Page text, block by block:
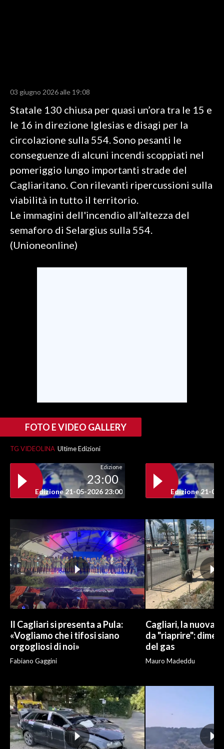
RISULTATI E CLASSIFICHE
CALCIO
CALCIO REGIONALE
BASKET
VOLLEY
MOTORI
TENNIS
ALTRI SPORT
SPETTACOLI
INSULARITÀ
INFO AZIENDE
ABBONATI
PUBBLICITÀ
SPIAGGE
STORE
03 giugno 2026 alle 19:08
Statale 130 chiusa per quasi un’ora tra le 15 e
le 16 in direzione Iglesias e disagi per la
circolazione sulla 554. Sono pesanti le
conseguenze di alcuni incendi scoppiati nel
pomeriggio lungo importanti strade del
Cagliaritano. Con rilevanti ripercussioni sulla
viabilità in tutto il territorio.
Le immagini dell'incendio all'altezza del
semaforo di Selargius sulla 554.
(Unioneonline)
FOTO E VIDEO GALLERY
TG VIDEOLINA Ultime Edizioni
Edizione
23:00
Edizione 21-05-2026 23:00 Edizione 21-05-
Il Cagliari si presenta a Pula:
«Vogliamo che i tifosi siano
orgogliosi di noi»
Fabiano Gaggini
Cagliari, la nuova
da "riaprire":
del gas
Mauro Madeddu